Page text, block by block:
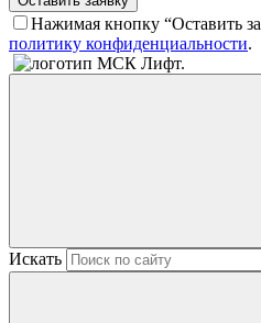
Нажимая кнопку “Оставить
политику конфиденциальности.
Искать